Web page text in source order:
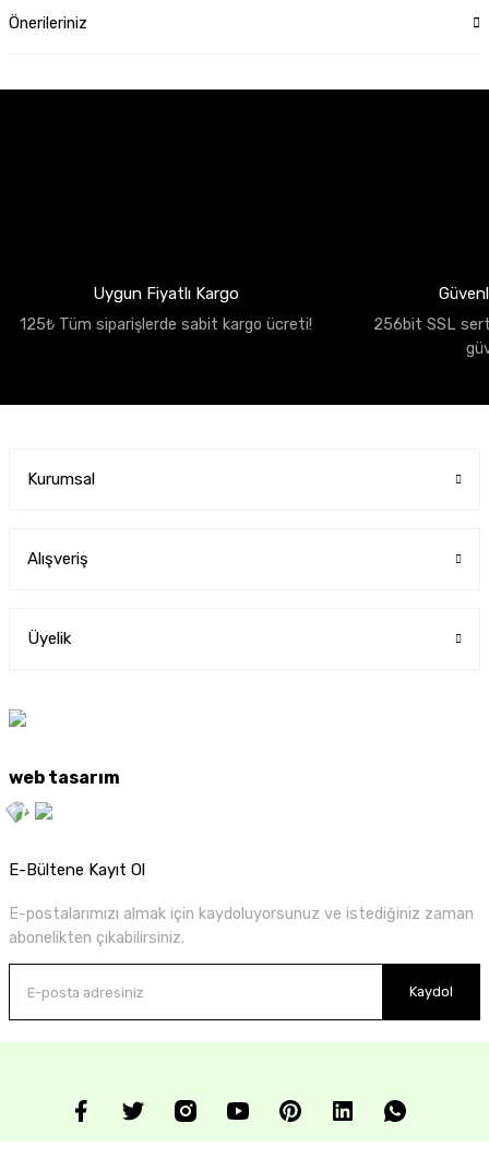
Önerileriniz
Uygun Fiyatlı Kargo
125₺ Tüm siparişlerde sabit kargo ücreti!
256bit SSL
Kurumsal
Alışveriş
Üyelik
web tasarım
E-Bültene Kayıt Ol
E-postalarımızı almak için kaydoluyorsunuz ve istediğiniz zaman
abonelikten çıkabilirsiniz.
Kaydol